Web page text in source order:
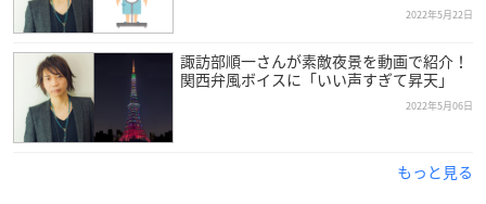
2022年5月22日
諏訪部順一さんが素敵夜景を動画で紹介！
関西弁風ボイスに「いい声すぎて昇天」
2022年5月06日
もっと見る